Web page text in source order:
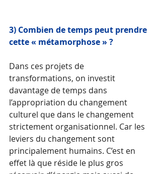
3) Combien de temps peut prendre
cette « métamorphose » ?
Dans ces projets de
transformations, on investit
davantage de temps dans
l’appropriation du changement
culturel que dans le changement
strictement organisationnel. Car les
leviers du changement sont
principalement humains. C’est en
effet là que réside le plus gros